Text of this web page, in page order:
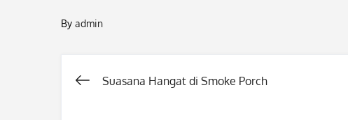
By admin
Post
Suasana Hangat di Smoke Porch